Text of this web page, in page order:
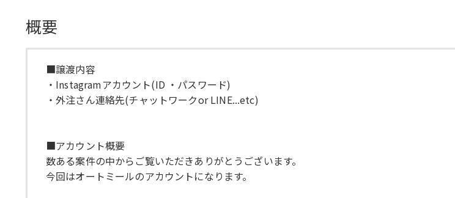
概要
■譲渡内容
・Instagramアカウント(ID ・パスワード)
・外注さん連絡先(チャットワークor LINE...etc)
■アカウント概要
数ある案件の中からご覧いただきありがとうございます。
今回はオートミールのアカウントになります。